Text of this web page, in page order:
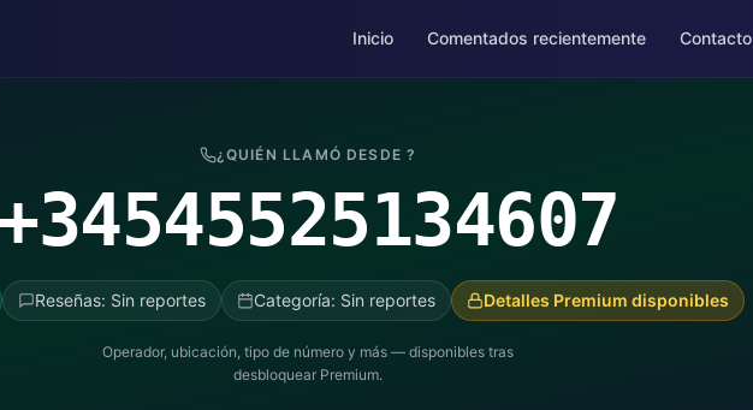
Inicio Comentados recientemente Contacto
¿QUIÉN LLAMÓ DESDE ?
+34545525134607
Reseñas: Sin reportes Categoría: Sin reportes Detalles Premium disponibles
Operador, ubicación, tipo de número y más — disponibles tras
desbloquear Premium.